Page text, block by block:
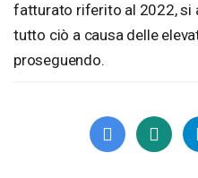
fatturato riferito al 2022, si
tutto ciò a causa delle
proseguendo.